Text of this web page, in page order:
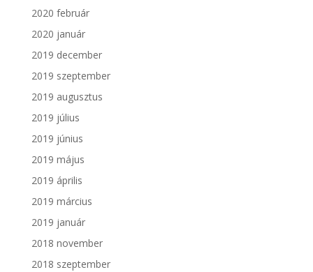
2020 február
2020 január
2019 december
2019 szeptember
2019 augusztus
2019 július
2019 június
2019 május
2019 április
2019 március
2019 január
2018 november
2018 szeptember